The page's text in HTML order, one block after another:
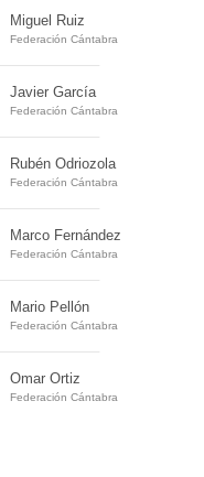
Miguel Ruiz
Federación Cántabra
Javier García
Federación Cántabra
Rubén Odriozola
Federación Cántabra
Marco Fernández
Federación Cántabra
Mario Pellón
Federación Cántabra
Omar Ortiz
Federación Cántabra